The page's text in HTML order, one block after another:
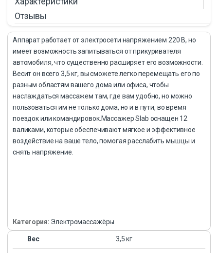
Отзывы
Аппарат работает от электросети напряжением 220 В, но
имеет возможность запитываться от прикуривателя
автомобиля, что существенно расширяет его возможности.
Весит он всего 3,5 кг, вы сможете легко перемещать его по
разным областям вашего дома или офиса, чтобы
наслаждаться массажем там, где вам удобно, но можно
пользоваться им не только дома, но и в пути, во время
поездок или командировок.Массажер Slab оснащен 12
валиками, которые обеспечивают мягкое и эффективное
воздействие на ваше тело, помогая расслабить мышцы и
снять напряжение.
Категория: Электромассажёры
Вес 3,5 кг